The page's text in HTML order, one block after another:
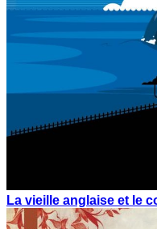
La vieille anglaise et le